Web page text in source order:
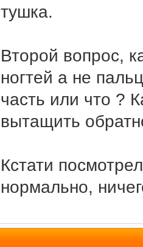
тушка.
Второй вопрос,
ногтей а не
часть или что ?
вытащить
Кстати
нормально,